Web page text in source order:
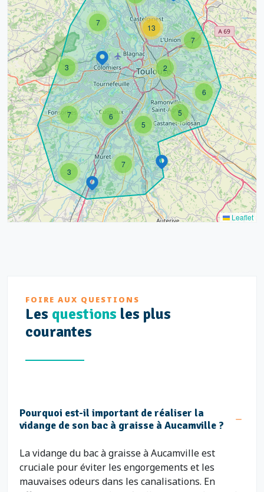
3
3
7
5
6
7
2
7
5
6
7
13
Leaflet
FOIRE AUX QUESTIONS
Les questions les plus
courantes
Pourquoi est-il important de réaliser la
vidange de son bac à graisse à Aucamville ?
La vidange du bac à graisse à Aucamville est
cruciale pour éviter les engorgements et les
mauvaises odeurs dans les canalisations. En